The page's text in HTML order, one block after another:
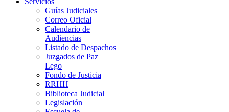
Guías Judiciales
Correo Oficial
Calendario de
Audiencias
Listado de Despachos
Juzgados de Paz
Lego
Fondo de Justicia
RRHH
Biblioteca Judicial
Legislación